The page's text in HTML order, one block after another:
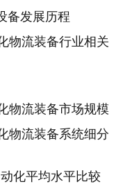
备发展历程
物流装备行业相关
物流装备市场规模
物流装备系统细分
化平均水平比较